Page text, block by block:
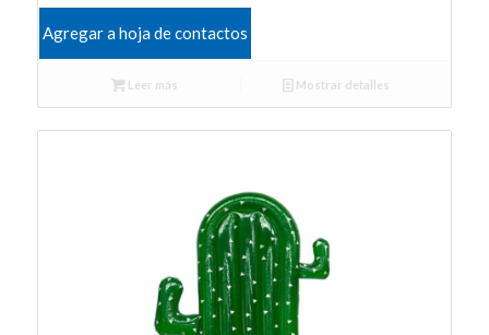
Agregar a hoja de contactos
Leer más Mostrar detalles